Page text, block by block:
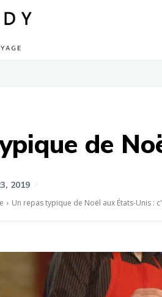
de
2019
Un repas typique de Noël aux États-Unis :